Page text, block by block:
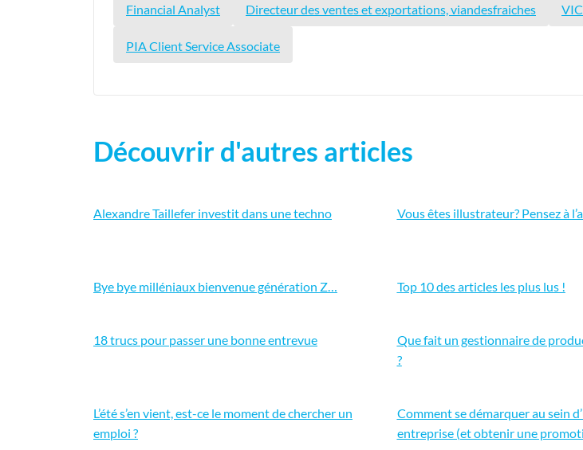
Financial Analyst Directeur des ventes et exportations, viandesfraiches
PIA Client Service Associate
Découvrir d'autres articles
Alexandre Taillefer investit dans une techno Vous êtes illustrateur? Pensez à
Bye bye milléniaux bienvenue génération Z… Top 10 des articles les plus lus !
18 trucs pour passer une bonne entrevue
Que fait un gestionnaire de
?
L’été s’en vient, est-ce le moment de chercher un
emploi ?
Comment se démarquer au sein
entreprise (et obtenir une